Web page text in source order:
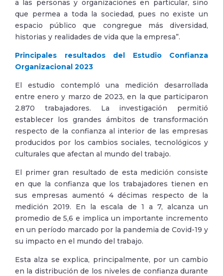
a las personas y organizaciones en particular, sino
que permea a toda la sociedad, pues no existe un
espacio público que congregue más diversidad,
historias y realidades de vida que la empresa”.
Principales resultados del Estudio Confianza
Organizacional 2023
El estudio contempló una medición desarrollada
entre enero y marzo de 2023, en la que participaron
2.870 trabajadores. La investigación permitió
establecer los grandes ámbitos de transformación
respecto de la confianza al interior de las empresas
producidos por los cambios sociales, tecnológicos y
culturales que afectan al mundo del trabajo.
El primer gran resultado de esta medición consiste
en que la confianza que los trabajadores tienen en
sus empresas aumentó 4 décimas respecto de la
medición 2019. En la escala de 1 a 7, alcanza un
promedio de 5,6 e implica un importante incremento
en un período marcado por la pandemia de Covid-19 y
su impacto en el mundo del trabajo.
Esta alza se explica, principalmente, por un cambio
en la distribución de los niveles de confianza durante